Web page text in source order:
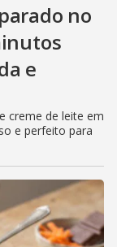
no
e
creme de leite em
e perfeito para